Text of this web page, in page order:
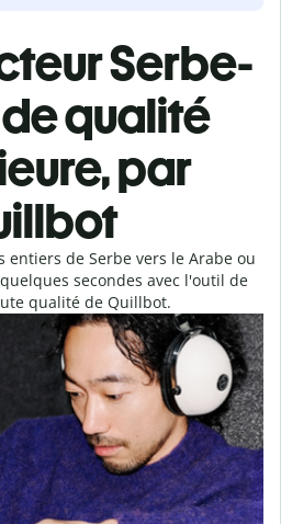
Serbe-
qualité
par
entiers de Serbe vers le Arabe ou
secondes avec l'outil de
qualité de Quillbot.